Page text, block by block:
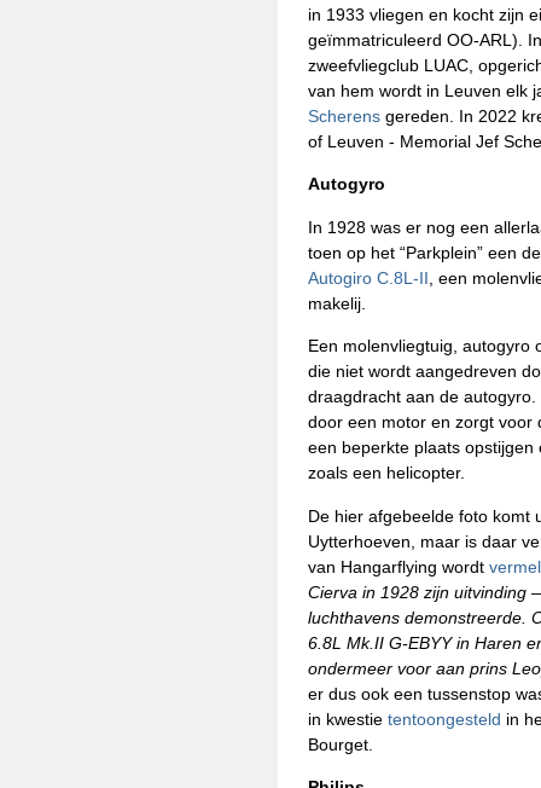
in 1933 vliegen en kocht zijn
geïmmatriculeerd OO-ARL).
zweefvliegclub LUAC,
van hem wordt in Leuven elk
Scherens gereden. In 2022
of Leuven - Memorial Jef
Autogyro
In 1928 was er nog een
toen op het “Parkplein” een
Autogiro C.8L-II , een
makelij.
Een molenvliegtuig, autogyro
die niet wordt aangedreven
draagdracht aan de
door een motor en zorgt voor
een beperkte plaats
zoals een helicopter.
De hier afgebeelde foto komt
Uytterhoeven, maar is daar
van Hangarflying wordt
Cierva in 1928 zijn
luchthavens demonstreerde.
6.8L Mk.II G-EBYY in Haren
ondermeer voor aan prins
er dus ook een tussenstop
in kwestie tentoongesteld in
Bourget.